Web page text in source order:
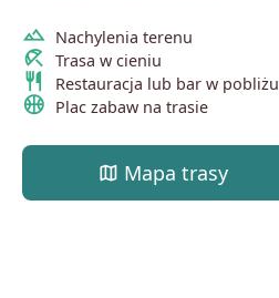
terrain Nachylenia terenu
beach_access Trasa w cieniu
restaurant Restauracja lub bar w pobliżu
sports_basketball Plac zabaw na trasie
map Mapa trasy